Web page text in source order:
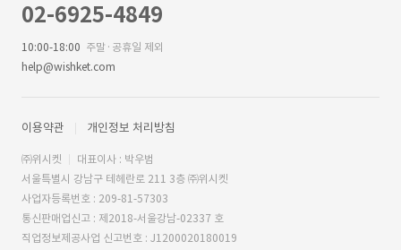
02-6925-4849
10:00-18:00 주말·공휴일 제외
help@wishket.com
이용약관 개인정보 처리방침
㈜위시켓
대표이사 : 박우범
서울특별시 강남구 테헤란로 211 3층 ㈜위시켓
사업자등록번호 : 209-81-57303
통신판매업신고 : 제2018-서울강남-02337 호
직업정보제공사업 신고번호 : J1200020180019